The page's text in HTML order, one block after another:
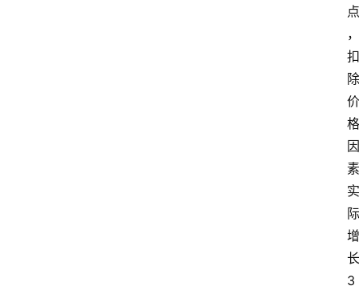
点
，
扣
除
价
格
因
素
实
际
增
长
3